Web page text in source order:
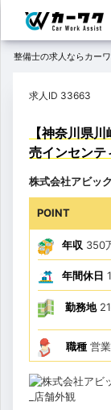
整備士の求人ならカー
求人ID 33663
【神奈川県
売インセンテ
株式会社アビッ
POINT
年収 350
年間休日
勤務地
職種 営